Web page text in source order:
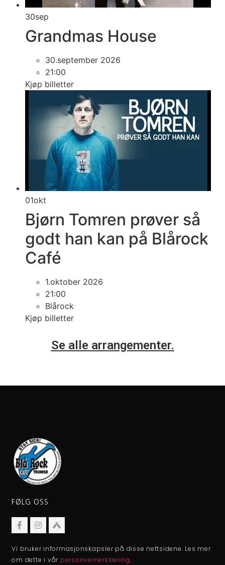
30sep
Grandmas House
30.september 2026
21:00
Kjøp billetter
01okt
Bjørn Tomren prøver så
godt han kan på Blårock
Café
1.oktober 2026
21:00
Blårock
Kjøp billetter
Se alle arrangementer.
FØLG OSS
Vi bruker informasjonskapsler på disse nettsidene. Les mer
om dette i vår personvernerklæring.